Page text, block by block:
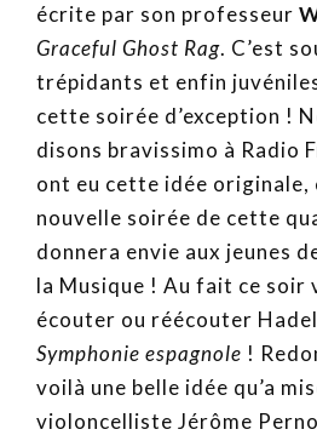
écrite par son professeur
Graceful Ghost Rag. C’est
trépidants et enfin
cette soirée d’exception !
disons bravissimo à Radio
ont eu cette idée originale,
nouvelle soirée de cette
donnera envie aux jeunes
la Musique ! Au fait ce soir
écouter ou réécouter
Symphonie espagnole !
voilà une belle idée qu’a
violoncelliste Jérôme